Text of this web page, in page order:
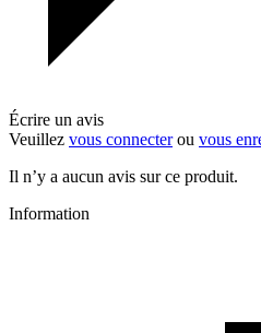
Écrire un avis
Veuillez vous connecterou vous
Il n’y a aucun avis sur ce produit.
Information